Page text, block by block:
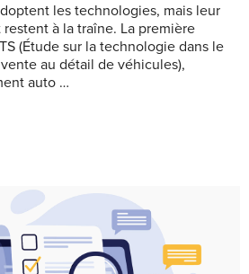
les technologies, mais leur
à la traîne. La première
(Étude sur la technologie dans le
au détail de véhicules),
auto …